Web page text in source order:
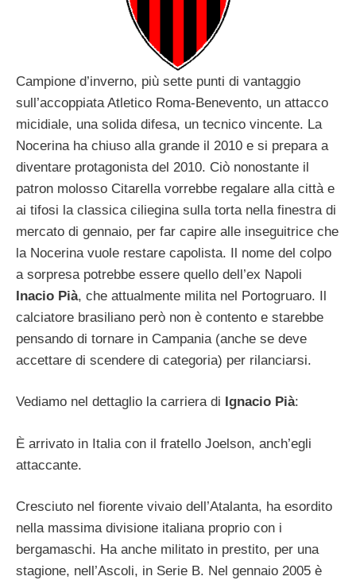
Campione d’inverno, più sette punti di vantaggio
sull’accoppiata Atletico Roma-Benevento, un attacco
micidiale, una solida difesa, un tecnico vincente. La
Nocerina ha chiuso alla grande il 2010 e si prepara a
diventare protagonista del 2010. Ciò nonostante il
patron molosso Citarella vorrebbe regalare alla città e
ai tifosi la classica ciliegina sulla torta nella finestra di
mercato di gennaio, per far capire alle inseguitrice che
la Nocerina vuole restare capolista. Il nome del colpo
a sorpresa potrebbe essere quello dell’ex Napoli
Inacio Pià, che attualmente milita nel Portogruaro. Il
calciatore brasiliano però non è contento e starebbe
pensando di tornare in Campania (anche se deve
accettare di scendere di categoria) per rilanciarsi.
Vediamo nel dettaglio la carriera di Ignacio Pià:
È arrivato in Italia con il fratello Joelson, anch’egli
attaccante.
Cresciuto nel fiorente vivaio dell’Atalanta, ha esordito
nella massima divisione italiana proprio con i
bergamaschi. Ha anche militato in prestito, per una
stagione, nell’Ascoli, in Serie B. Nel gennaio 2005 è